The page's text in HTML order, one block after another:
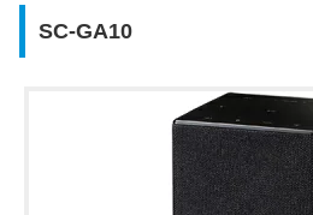
SC-GA10